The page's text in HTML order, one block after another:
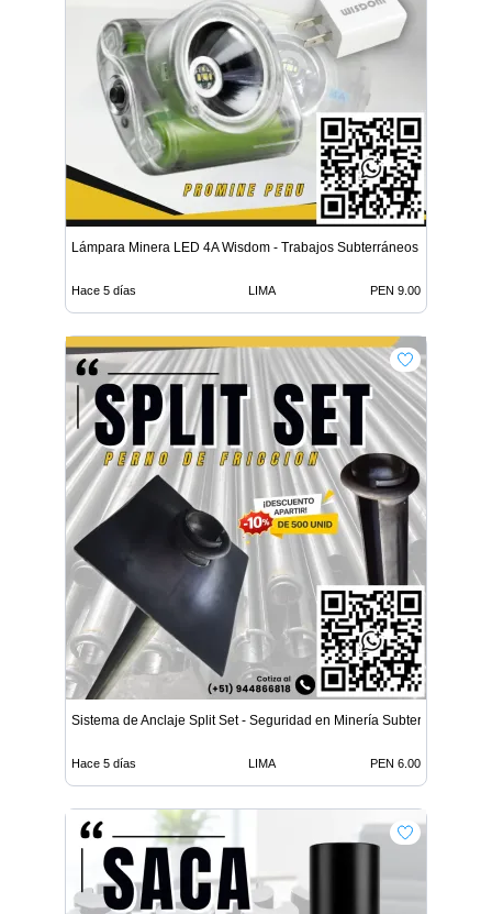
Lámpara Minera LED 4A Wisdom - Trabajos Subterráneos
Hace 5 días LIMA PEN 9.00
Sistema de Anclaje Split Set - Seguridad en Minería Subterrá
Hace 5 días LIMA PEN 6.00